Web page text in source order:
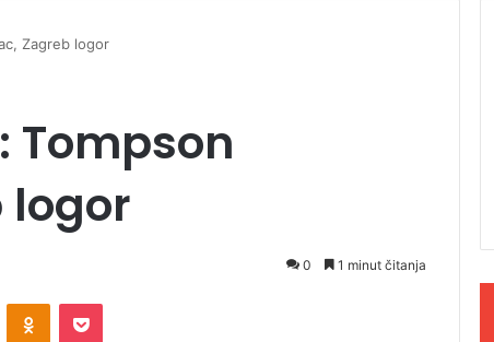
Zagreb logor
Tompson
logor
0 1 minut čitanja